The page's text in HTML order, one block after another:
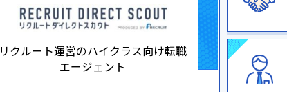
リクルート運営のハイクラス向け転職
エージェント